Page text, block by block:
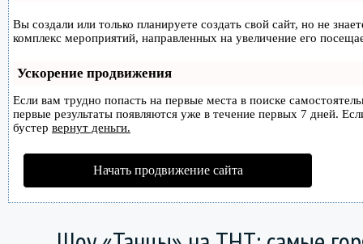
Вы создали или только планируете создать свой сайт, но не
комплекс мероприятий, направленных на увеличение его
Ускорение продвижения
Если вам трудно попасть на первые места в поиске
первые результаты появляются уже в течение первых 7 дней.
бустер вернут деньги.
Начать продвижение сайта